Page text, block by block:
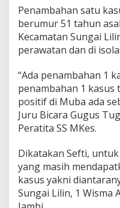
a
:
t
K
a
s
s
Penambahan satu
berumur 51 tahun
Kecamatan Sungai
perawatan dan di
“Ada penambahan 1
penambahan 1
positif di Muba ada
Juru Bicara Gugus
Peratita SS MKes.
Dikatakan Sefti,
yang masih
kasus yakni
Sungai Lilin, 1 Wisma